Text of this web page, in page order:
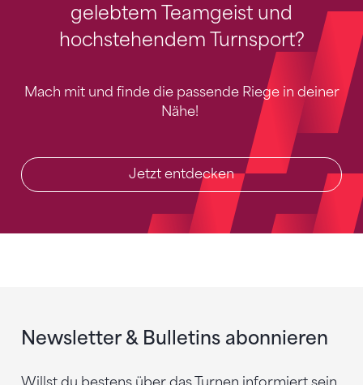
gelebtem Teamgeist und
hochstehendem Turnsport?
Mach mit und finde die passende Riege in deiner
Nähe!
Jetzt entdecken
Newsletter & Bulletins abonnieren